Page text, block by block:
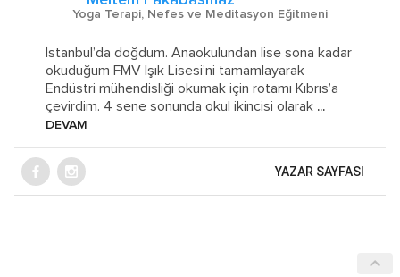
Yoga Terapi, Nefes ve Meditasyon Eğitmeni
İstanbul’da doğdum. Anaokulundan lise sona kadar
okuduğum FMV Işık Lisesi’ni tamamlayarak
Endüstri mühendisliği okumak için rotamı Kıbrıs’a
çevirdim. 4 sene sonunda okul ikincisi olarak ...
DEVAM
YAZAR SAYFASI